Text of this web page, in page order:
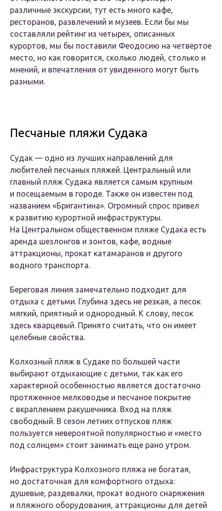
различные экскурсии, тут есть много кафе,
ресторанов, развлечений и музеев. Если бы мы
составляли рейтинг из четырех, описанных
курортов, мы бы поставили Феодосию на четвертое
место, но как говорится, сколько людей, столько и
мнений, и впечатления от увиденного могут быть
разными.
Песчаные пляжи Судака
Судак — одно из лучших направлений для
любителей песчаных пляжей. Центральный или
главный пляж Судака является самым крупным
и посещаемым в городе. Также он известен под
названием «Бригантина». Огромный спрос привел
к развитию курортной инфраструктуры.
На Центральном общественном пляже Судака есть
аренда шезлонгов и зонтов, кафе, водные
аттракционы, прокат катамаранов и другого
водного транспорта.
Береговая линия замечательно подходит для
отдыха с детьми. Глубина здесь не резкая, а песок
мягкий, приятный и однородный. К слову, песок
здесь кварцевый. Принято считать, что он имеет
целебные свойства.
Колхозный пляж в Судаке по большей части
выбирают отдыхающие с детьми, так как его
характерной особенностью является достаточно
протяженное мелководье и песчаное покрытие
с вкраплением ракушечника. Вход на пляж
свободный. В сезон летних отпусков пляж
пользуется невероятной популярностью и «место
под солнцем» стоит занимать еще рано утром.
Инфраструктура Колхозного пляжа не богатая,
но достаточная для комфортного отдыха:
душевые, раздевалки, прокат водного снаряжения
и пляжного оборудования, аттракционы для детей